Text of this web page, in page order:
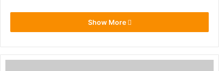
Show More